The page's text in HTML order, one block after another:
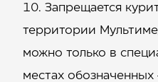
Запрещается
территории
можно только в
местах обозначенных